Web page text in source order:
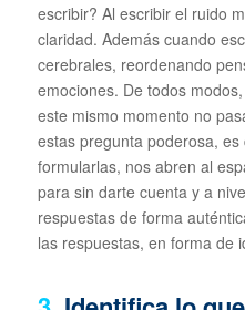
escribir? Al escribir el ruido
claridad. Además cuando
cerebrales, reordenando
emociones. De todos
este mismo momento no
estas pregunta poderosa,
formularlas, nos abren al
para sin darte cuenta y a
respuestas de forma
las respuestas, en forma de